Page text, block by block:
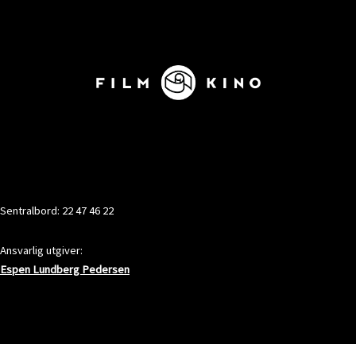
Sentralbord: 22 47 46 22
Ansvarlig utgiver:
Espen Lundberg Pedersen